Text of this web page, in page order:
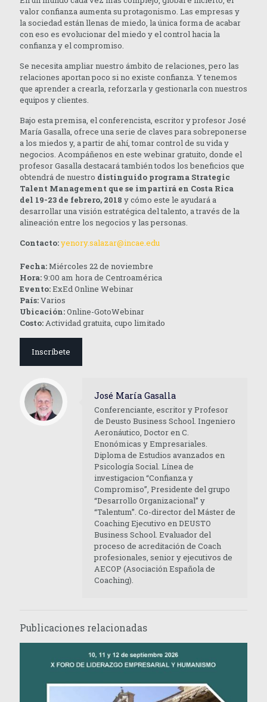
valor confianza aumenta su protagonismo. Las empresas y
la sociedad están llenas de miedo, la única forma de acabar
con eso es evolucionar del miedo y el control hacia la
confianza y el compromiso.
Se necesita ampliar nuestro ámbito de relaciones, pero las
relaciones aportan poco si no existe confianza. Y tenemos
que aprender a crearla, reforzarla y gestionarla con nuestros
equipos y clientes.
Bajo esta premisa, el conferencista, escritor y profesor José
María Gasalla, ofrece una serie de claves para sobreponerse
a los miedos y, a partir de ahí, tomar control de su vida y
negocios. Acompáñenos en este webinar gratuito, donde el
profesor Gasalla destacará también todos los beneficios que
obtendrá de nuestro distinguido programa Strategic
Talent Management que se impartirá en Costa Rica
del 19-23 de febrero, 2018 y cómo este le ayudará a
desarrollar una visión estratégica del talento, a través de la
alineación entre los negocios y las personas.
Contacto:yenory.salazar@incae.edu
Fecha:Miércoles 22 de noviembre
Hora:9:00 am hora de Centroamérica
Evento:ExEd Online Webinar
País:Varios
Ubicación:Online-GotoWebinar
Costo: Actividad gratuita, cupo limitado
Inscríbete
José María Gasalla
Conferenciante, escritor y Profesor
de Deusto Business School. Ingeniero
Aeronáutico, Doctor en C.
Enonómicas y Empresariales.
Diploma de Estudios avanzados en
Psicología Social. Línea de
investigacion “Confianza y
Compromiso”, Presidente del grupo
“Desarrollo Organizacional” y
“Talentum”. Co-director del Máster de
Coaching Ejecutivo en DEUSTO
Business School. Evaluador del
proceso de acreditación de Coach
profesionales, senior y ejecutivos de
AECOP (Asociación Española de
Coaching).
Publicaciones relacionadas